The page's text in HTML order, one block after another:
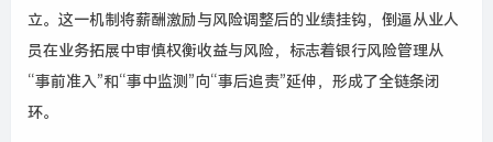
立。这一机制将薪酬激励与风险调整后的业绩挂钩，倒逼从业人
员在业务拓展中审慎权衡收益与风险，标志着银行风险管理从
“事前准入”和“事中监测”向“事后追责”延伸，形成了全链条闭
环。